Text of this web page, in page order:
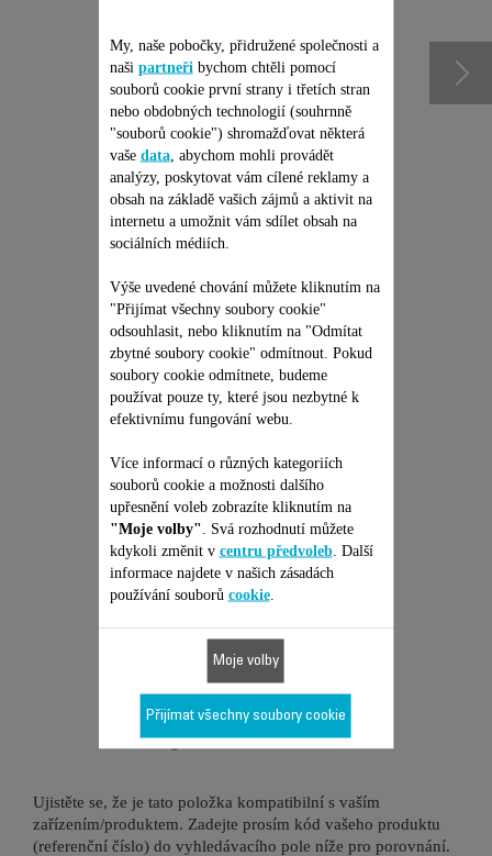
JEDNORÁZOVÁ PEVNÁ
CENA OPRAVY -
SÁČKOVÝ A
BEZSÁČKOVÝ
VYSAVAČ ROWENTA
Žádná cenová nabídka, žádné
překvapení & Prodloužení
záruky na 6 měsíců!
Přidat do nákupního košíku
Je vhodné pro 4
produktů
Ujistěte se, že je tato položka kompatibilní s vaším
zařízením/produktem. Zadejte prosím kód vašeho produktu
(referenční číslo) do vyhledávacího pole níže pro porovnání.
My, naše pobočky, přidružené společnosti a
naši partneři bychom chtěli pomocí
souborů cookie první strany i třetích stran
nebo obdobných technologií (souhrnně
"souborů cookie") shromažďovat některá
vaše data, abychom mohli provádět
analýzy, poskytovat vám cílené reklamy a
obsah na základě vašich zájmů a aktivit na
internetu a umožnit vám sdílet obsah na
sociálních médiích.
Výše uvedené chování můžete kliknutím na
"Přijímat všechny soubory cookie"
odsouhlasit, nebo kliknutím na "Odmítat
zbytné soubory cookie" odmítnout. Pokud
soubory cookie odmítnete, budeme
používat pouze ty, které jsou nezbytné k
efektivnímu fungování webu.
Více informací o různých kategoriích
souborů cookie a možnosti dalšího
upřesnění voleb zobrazíte kliknutím na
"Moje volby" . Svá rozhodnutí můžete
kdykoli změnit v centru předvoleb. Další
informace najdete v našich zásadách
používání souborů cookie.
Moje volby
Přijímat všechny soubory cookie